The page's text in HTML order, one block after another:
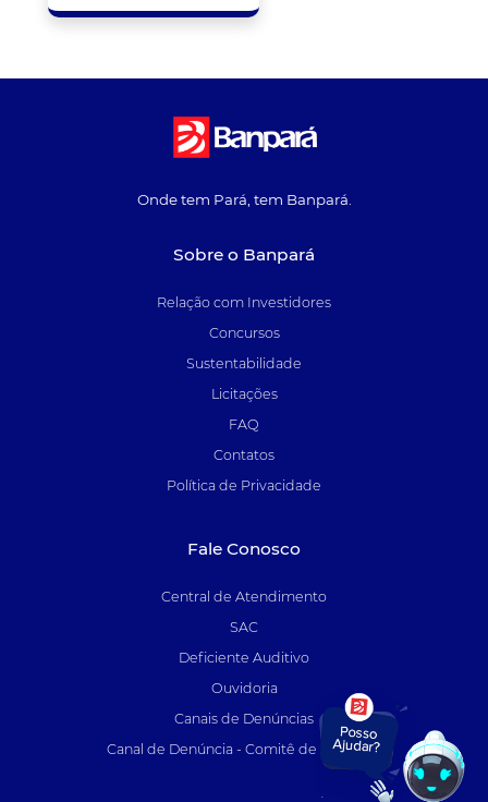
Onde tem Pará, tem Banpará.
Sobre o Banpará
Relação com Investidores
Concursos
Sustentabilidade
Licitações
FAQ
Contatos
Política de Privacidade
Fale Conosco
Central de Atendimento
SAC
Deficiente Auditivo
Ouvidoria
Canais de Denúncias
Canal de Denúncia - Comitê de Auditoria